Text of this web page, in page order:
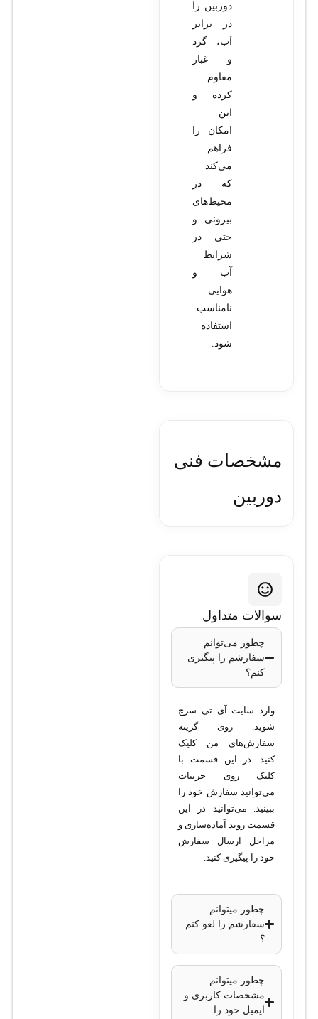
دوربین را
در برابر
آب، گرد
و غبار
مقاوم
کرده و
این
امکان را
فراهم
می‌کند
که در
محیط‌های
بیرونی و
حتی در
شرایط
آب و
هوایی
نامناسب
استفاده
شود.
مشخصات فنی
دوربین
2CE72KF0T-
FS 2.8mm
مدل
وضوح تصویر
: 8
مگاپیکسل
(3840×2160
پیکسل)
نوع سنسور : CMOS
با ابعاد 1/2.7 اینچ
میلی‌متری
102 درجه
برد دید در شب
متر
قابلیت ضبط صدا
بله، میکروفون
داخلی
سوالات متداول
چطور می‌توانم
سفارشم را پیگیری
کنم؟
وارد سایت آی تی سرچ
شوید. روی گزینه
سفارش‌های من کلیک
کنید. در این قسمت با
کلیک روی جزییات
می‌توانید سفارش خود را
ببینید. می‌توانید در این
قسمت روند آماده‌سازی و
مراحل ارسال سفارش
خود را پیگیری کنید.
چطور میتوانم
سفارشم را لغو کنم
؟
چطور میتوانم
مشخصات کاربری و
ایمیل خود را